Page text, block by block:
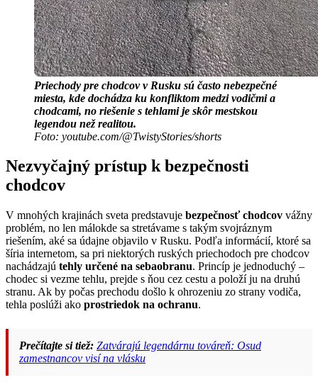
Priechody pre chodcov v Rusku sú často nebezpečné
miesta, kde dochádza ku konfliktom medzi vodičmi a
chodcami, no riešenie s tehlami je skôr mestskou
legendou než realitou.
Foto: youtube.com/@TwistyStories/shorts
Nezvyčajný prístup k bezpečnosti
chodcov
V mnohých krajinách sveta predstavuje bezpečnosť chodcov vážny
problém, no len málokde sa stretávame s takým svojráznym
riešením, aké sa údajne objavilo v Rusku. Podľa informácií, ktoré sa
šíria internetom, sa pri niektorých ruských priechodoch pre chodcov
nachádzajú tehly určené na sebaobranu. Princíp je jednoduchý –
chodec si vezme tehlu, prejde s ňou cez cestu a položí ju na druhú
stranu. Ak by počas prechodu došlo k ohrozeniu zo strany vodiča,
tehla poslúži ako prostriedok na ochranu.
Prečítajte si tiež: Zatvárajú legendárnu továreň: Osud
zamestnancov visí na vlásku